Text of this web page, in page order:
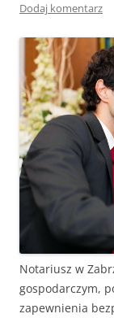
Dodaj komentarz
Notariusz w
gospodarczym,
zapewnienia